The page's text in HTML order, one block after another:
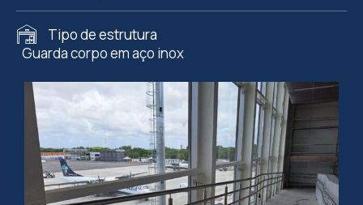
Tipo de estrutura
Guarda corpo em aço inox